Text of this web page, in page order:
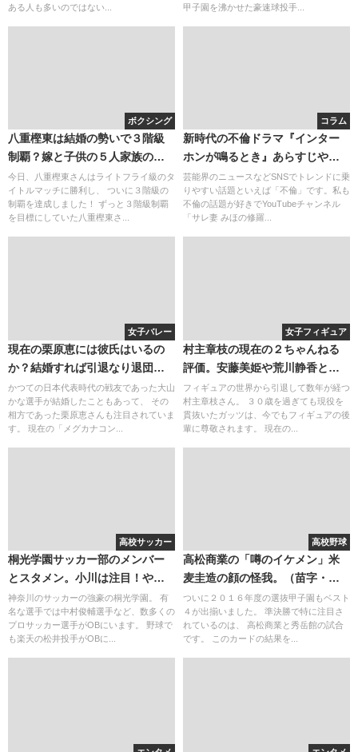
ある人も多いのではない...
甲子園を沸かせた豪速球投手...
ボクシング
八重樫東は結婚の勢いで３階級
制覇？嫁と子供の５人家族の明
るい自宅が癒しになってる？
今日、八重樫東さんはライトフライ級のタ
イトルマッチに勝利し、 ついに３階級の
制覇を達成しました！ ずっと３階級制覇
を目標にしていた八重樫東さ...
コラム
新時代の不倫ドラマ『インター
ホンが鳴るとき』あらすじやキ
ャスト
芸能界のニュースなどSNSでトレンドに乗
りやすい話題といえば「不倫」です。私も
不倫の話題が好きでYouTubeチャンネル
「サレ妻 みほの修羅...
女子バレー
現在の栗原恵には彼氏はいるの
か？結婚すれば引退なり退団な
りも・・・？
かつての日本代表時代の戦友であった大山
かな選手が結婚したこともあって、 その
相方であった栗原恵さんも注目されていま
す。 現在の「メグカナコン...
女子フィギュア
村主章枝の現在の２ちゃんねる
評価。安藤美姫や荒川静香との
仲は？ほくろの除去
フィギュアの世界から引退して数年が経つ
村主章枝さん。 ３０歳を過ぎても現役を
貫抜いたガッツは、今でもフィギュアの後
輩に尊敬されます。 現在の...
高校サッカー
桐光学園サッカー部のメンバー
とスタメン。小川は注目！やは
りセレクションはすごい・・・
神奈川のサッカーの強豪の桐光学園。 有
名な選手では中村俊輔選手など、数多くの
プロサッカー選手がOBにいます。 野球で
も楽天の松井投手がOBに...
高校野球
高松商業の「噂のイケメン」米
麦圭造の顔の怪我。（苗字・名
字の読み）秀岳館のサイン盗み
と鍛治舎巧監督。
ついに２０１６年度の選抜甲子園もベスト
４が出揃いました。 準決勝で特に注目さ
れているのは、 高松商業と秀岳館の試合
です。 このカードの結果を...